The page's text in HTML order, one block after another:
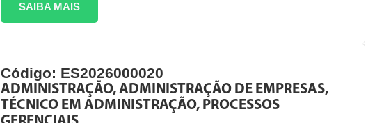
SAIBA MAIS
Código: ES2026000020
ADMINISTRAÇÃO, ADMINISTRAÇÃO DE EMPRESAS,
TÉCNICO EM ADMINISTRAÇÃO, PROCESSOS